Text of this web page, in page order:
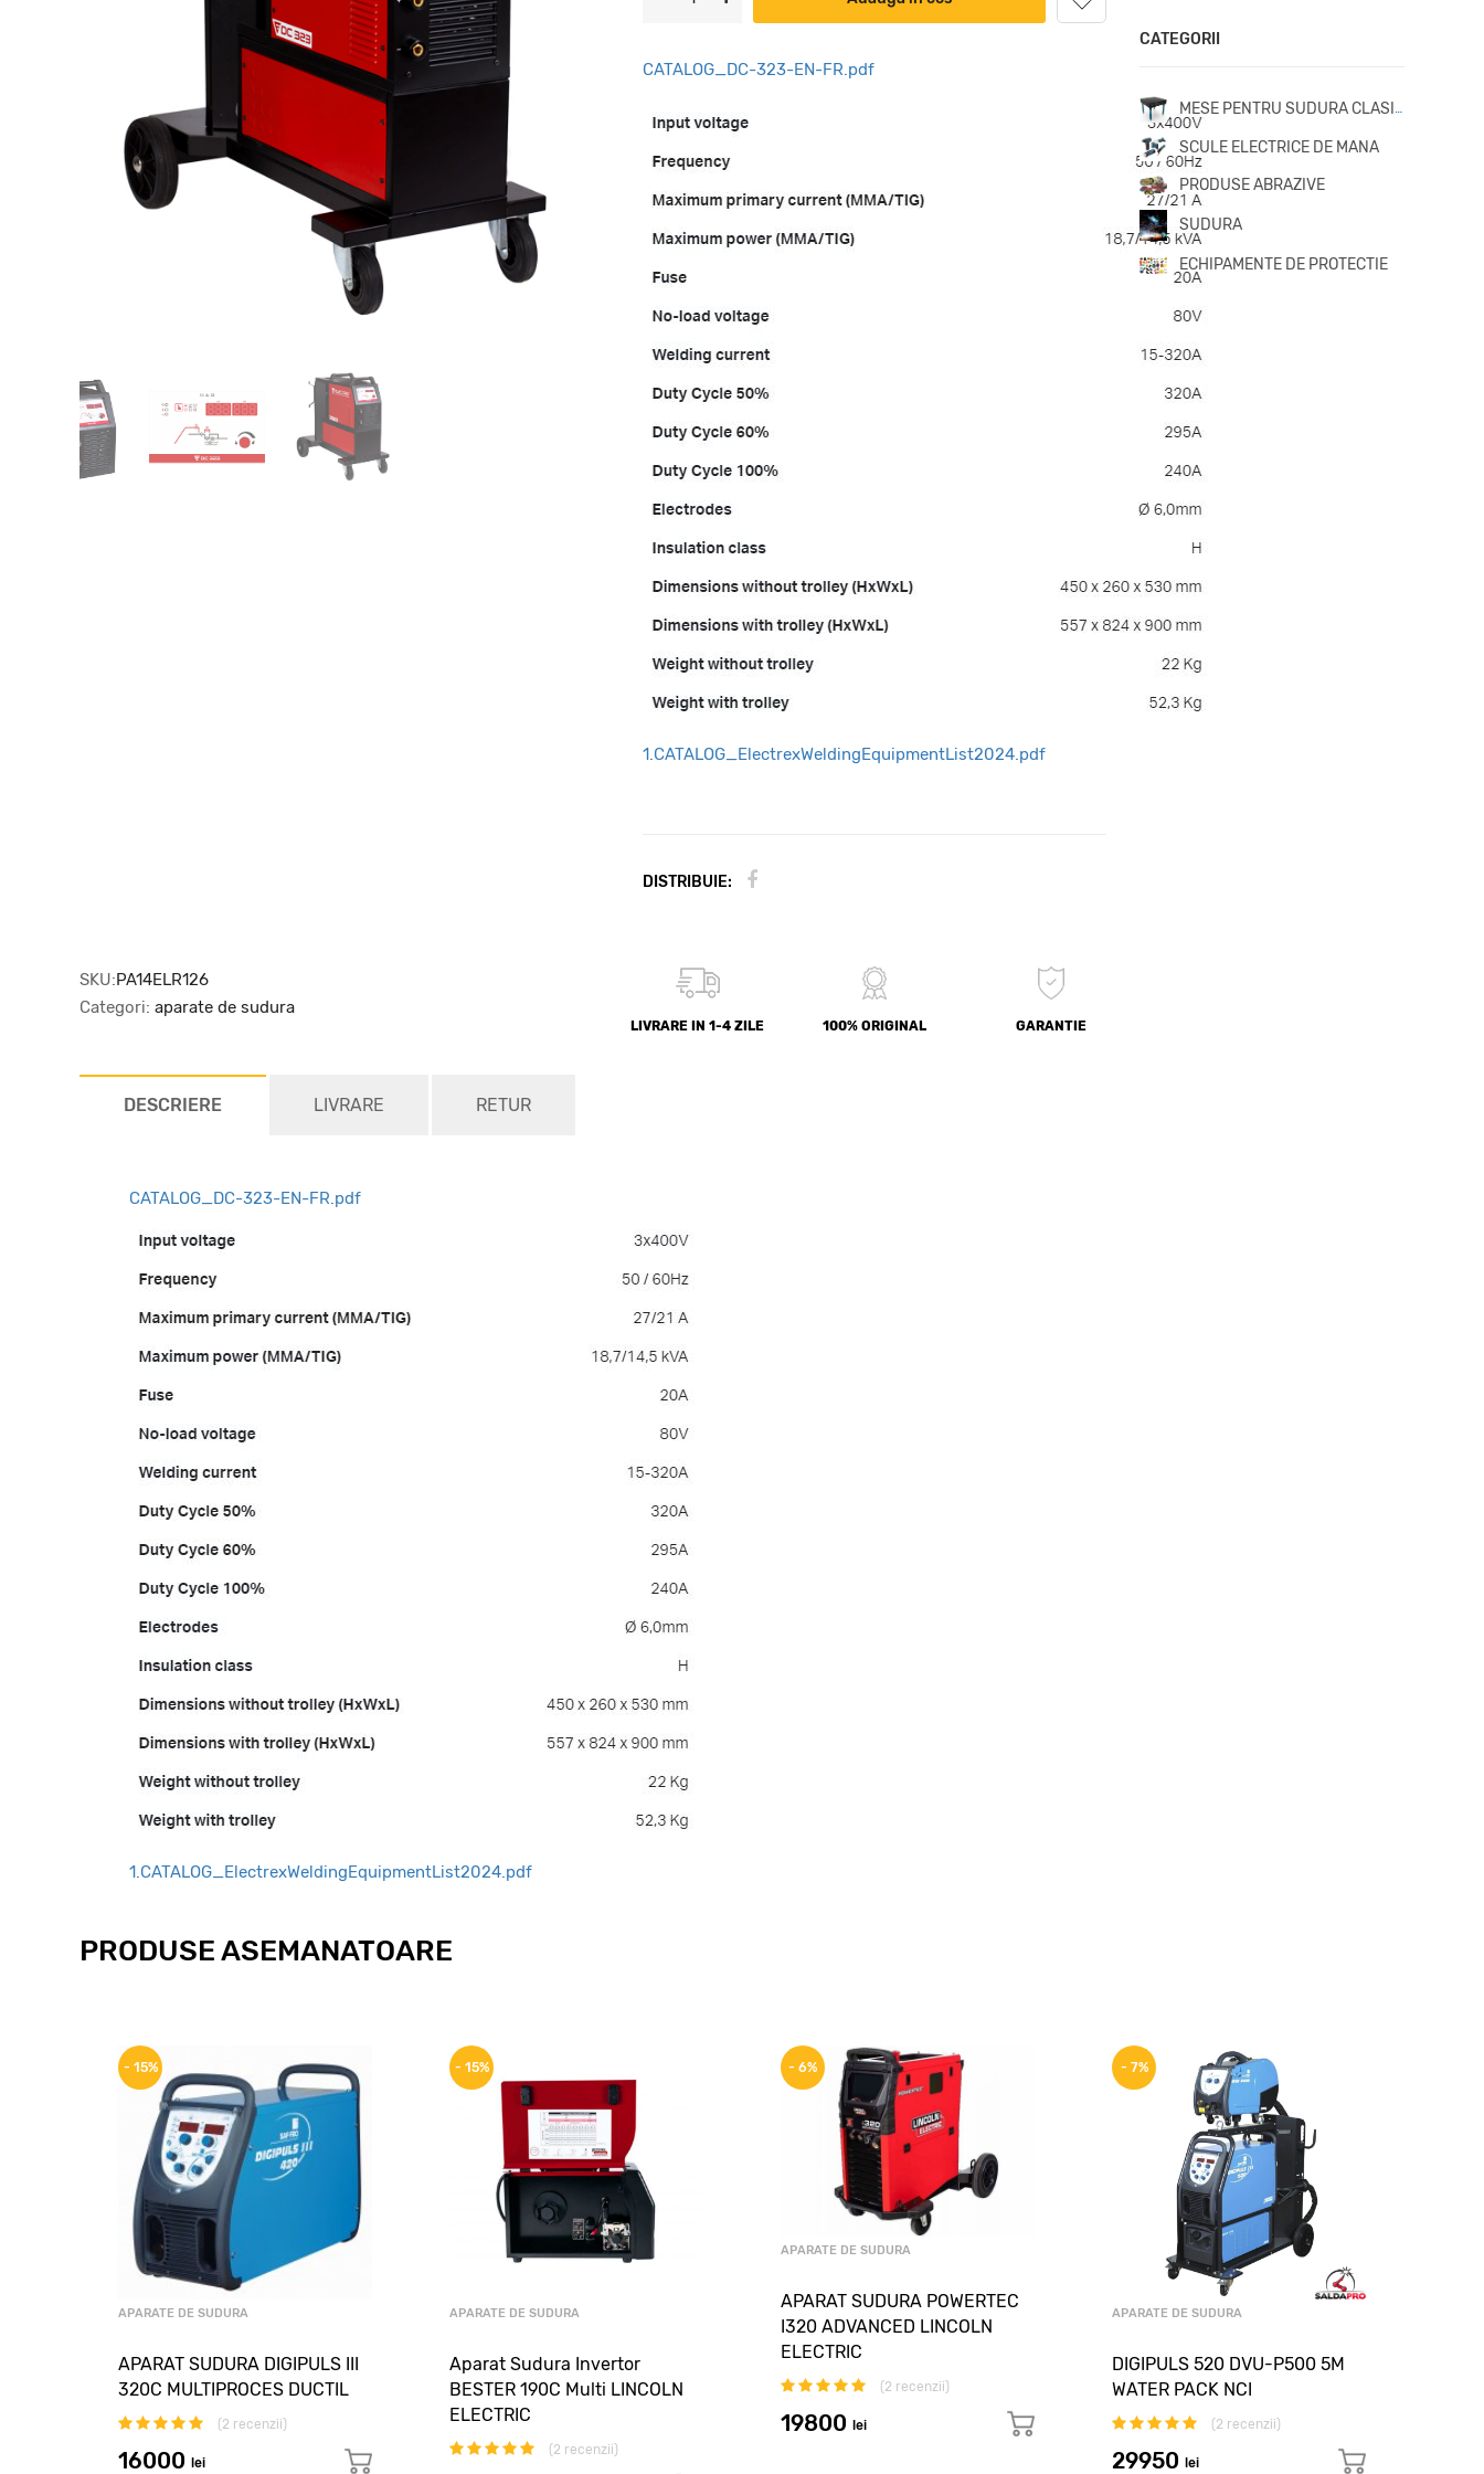
CATALOG_DC-323-EN-FR.pdf
1.CATALOG_ElectrexWeldingEquipmentList2024.pdf
DISTRIBUIE:
CATEGORII
MESE PENTRU SUDURA CLASICE
SCULE ELECTRICE DE MANA
PRODUSE ABRAZIVE
SUDURA
ECHIPAMENTE DE PROTECTIE
SKU:PA14ELR126
Categori: aparate de sudura
LIVRARE IN 1-4 ZILE 100% ORIGINAL GARANTIE
DESCRIERE LIVRARE RETUR
CATALOG_DC-323-EN-FR.pdf
1.CATALOG_ElectrexWeldingEquipmentList2024.pdf
PRODUSE ASEMANATOARE
- 15%
APARATE DE SUDURA
APARAT SUDURA DIGIPULS III
320C MULTIPROCES DUCTIL
(2 recenzii)
16000 lei
- 15%
APARATE DE SUDURA
Aparat Sudura Invertor
BESTER 190C Multi LINCOLN
ELECTRIC
(2 recenzii)
- 6%
APARATE DE SUDURA
APARAT SUDURA POWERTEC
I320 ADVANCED LINCOLN
ELECTRIC
(2 recenzii)
19800 lei
- 7%
APARATE DE SUDURA
DIGIPULS 520 DVU-P500 5M
WATER PACK NCI
(2 recenzii)
29950 lei